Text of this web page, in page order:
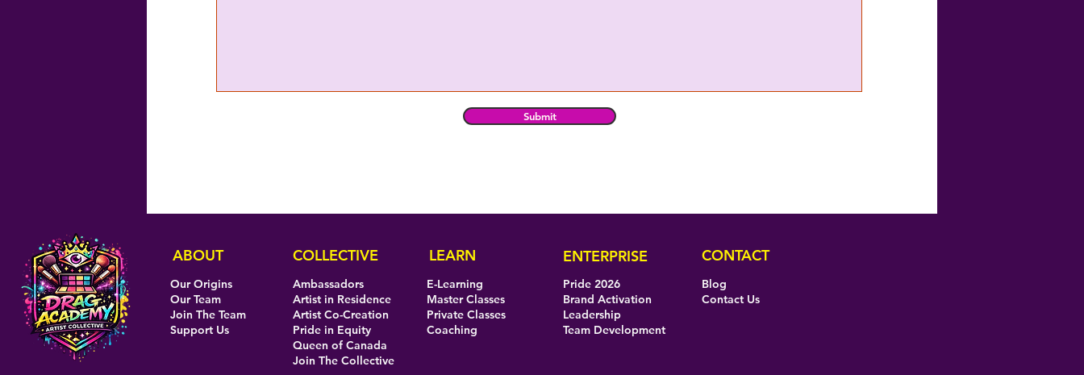
Submit
ABOUT
Our Origins
Our Team
Join The Team
Support Us
COLLECTIVE
Ambassadors
Artist in Residence
Artist Co-Creation
Pride in Equity
Queen of Canada
Join The Collective
LEARN
E-Learning
Master Classes
Private Classes
Coaching
ENTERPRISE
Pride 2026
Brand Activation
Leadership
Team Development
CONTACT
Blog
Contact Us